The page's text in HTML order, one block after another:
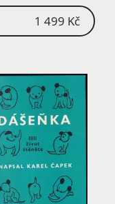
1 499 Kč